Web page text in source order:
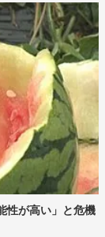
性が高い」と危機